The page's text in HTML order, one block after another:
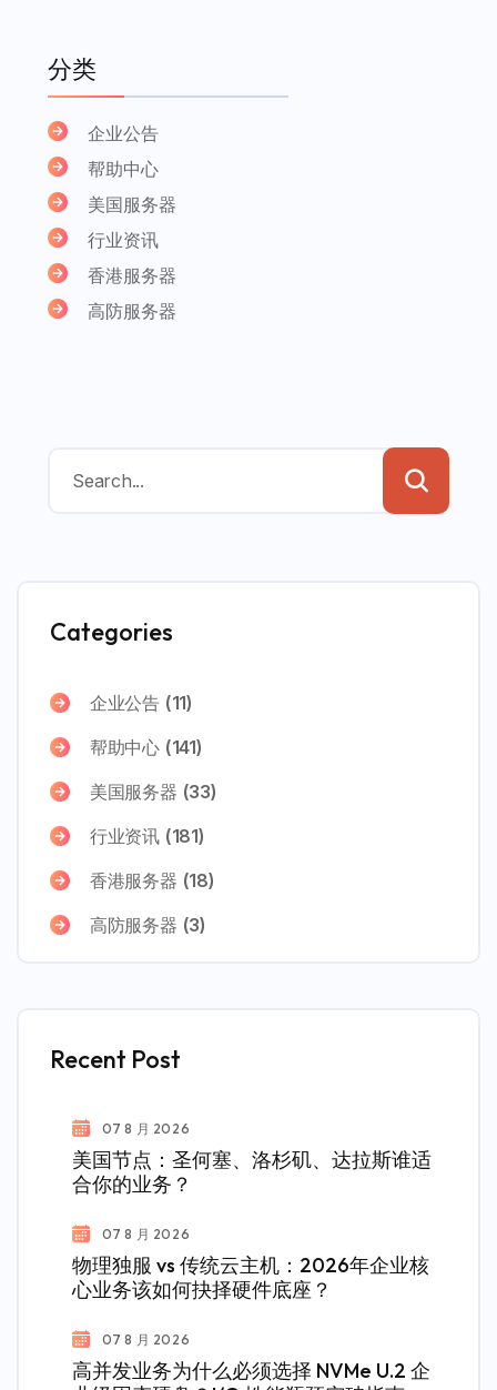
分类
企业公告
帮助中心
美国服务器
行业资讯
香港服务器
高防服务器
Categories
企业公告 (11)
帮助中心 (141)
美国服务器 (33)
行业资讯 (181)
香港服务器 (18)
高防服务器 (3)
Recent Post
07 8 月 2026
美国节点：圣何塞、洛杉矶、达拉斯谁适
合你的业务？
07 8 月 2026
物理独服 vs 传统云主机：2026年企业核
心业务该如何抉择硬件底座？
07 8 月 2026
高并发业务为什么必须选择 NVMe U.2 企